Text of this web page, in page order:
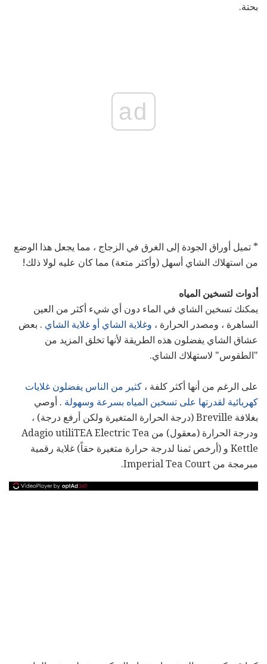
بحتة.
ad
* تميل أوراق الجودة إلى الغرق في الزجاج ، مما يجعل هذا الوضع
من استهلاك الشاي أسهل (وأكثر متعة) مما كان عليه لولا ذلك!
أدوات لتسخين المياه
يمكنك تسخين الشاي في الماء دون أي شيء أكثر من العين
الساهرة ، ومصدر الحرارة ، وغلاية الشاي أو غلاية الشاي . بعض
عشاق الشاي يفضلون هذه الطريقة لأنها تخلق المزيد من
"الطقوس" لاستهلاك الشاي.
على الرغم من أنها أكثر كلفة ، كثير من الناس يفضلون غلايات
كهربائية لقدرتها على تسخين المياه بسرعة وسهولة . أوصي
بغلافة Breville (درجة الحرارة المتغيرة ولكن أرفع درجة) ،
ودرجة الحرارة (معقول) من Adagio utiliTEA Electric Tea
Kettle و (أرخص ثمنا لدرجة حرارة متغيرة حقاً) غلاية رقمية
مبرمجة من Imperial Tea Court.